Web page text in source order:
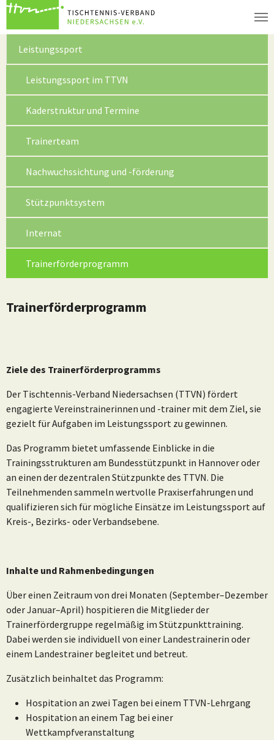
Zum Hauptinhalt springen
Leistungssport
Leistungssport im TTVN
Kaderstruktur und Termine
Trainerteam
Nachwuchssichtung und -förderung
Stützpunktsystem
Internat
Trainerförderprogramm
Trainerförderprogramm
Ziele des Trainerförderprogramms
Der Tischtennis-Verband Niedersachsen (TTVN) fördert
engagierte Vereinstrainerinnen und -trainer mit dem Ziel, sie
gezielt für Aufgaben im Leistungssport zu gewinnen.
Das Programm bietet umfassende Einblicke in die
Trainingsstrukturen am Bundesstützpunkt in Hannover oder
an einen der dezentralen Stützpunkte des TTVN. Die
Teilnehmenden sammeln wertvolle Praxiserfahrungen und
qualifizieren sich für mögliche Einsätze im Leistungssport auf
Kreis-, Bezirks- oder Verbandsebene.
Inhalte und Rahmenbedingungen
Über einen Zeitraum von drei Monaten (September–Dezember
oder Januar–April) hospitieren die Mitglieder der
Trainerfördergruppe regelmäßig im Stützpunkttraining.
Dabei werden sie individuell von einer Landestrainerin oder
einem Landestrainer begleitet und betreut.
Zusätzlich beinhaltet das Programm:
Hospitation an zwei Tagen bei einem TTVN-Lehrgang
Hospitation an einem Tag bei einer
Wettkampfveranstaltung